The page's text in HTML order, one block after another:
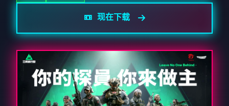
📼 现在下载